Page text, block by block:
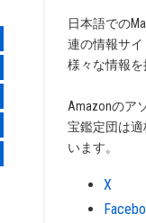
日本語での
連の情報サイ
様々な情報を
Amazonのア
宝鑑定団は
います。
X